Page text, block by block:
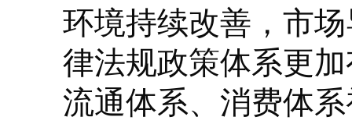
环境持续改善，市
律法规政策体系更
流通体系、消费体